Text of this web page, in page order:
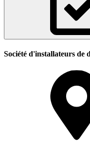
Société d'installateurs de